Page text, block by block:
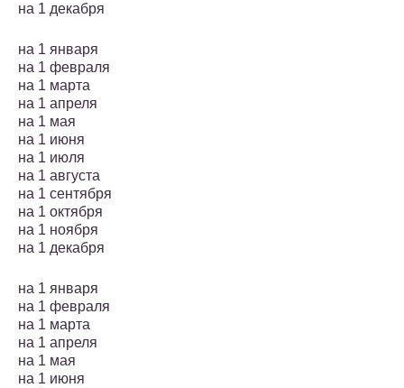
на 1 декабря
на 1 января
на 1 февраля
на 1 марта
на 1 апреля
на 1 мая
на 1 июня
на 1 июля
на 1 августа
на 1 сентября
на 1 октября
на 1 ноября
на 1 декабря
на 1 января
на 1 февраля
на 1 марта
на 1 апреля
на 1 мая
на 1 июня